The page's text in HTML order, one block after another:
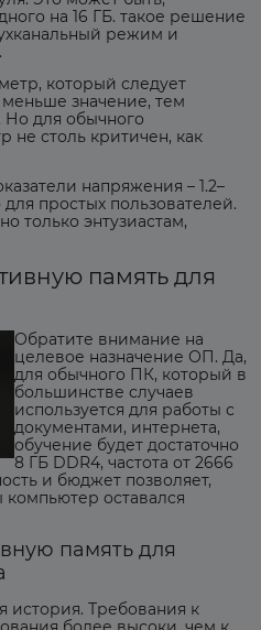
на 16 ГБ. такое решение
режим и
который следует
значение, тем
Но для обычного
не столь критичен, как
напряжения – 1.2–
для простых пользователей.
только энтузиастам,
память для
Обратите внимание на
целевое назначение ОП. Да,
для обычного ПК, который в
большинстве случаев
используется для работы с
документами, интернета,
обучение будет достаточно
8 ГБ DDR4, частота от 2666
и бюджет позволяет,
компьютер оставался
память для
история. Требования к